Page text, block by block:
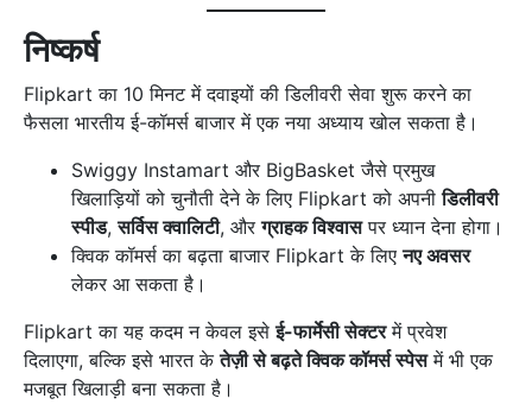
निष्कर्ष
Flipkart का 10 मिनट में दवाइयों की डिलीवरी सेवा शुरू करने का
फैसला भारतीय ई-कॉमर्स बाजार में एक नया अध्याय खोल सकता है।
Swiggy Instamart और BigBasket जैसे प्रमुख
खिलाड़ियों को चुनौती देने के लिए Flipkart को अपनीडिलीवरी
स्पीड,सर्विस क्वालिटी, औरग्राहक विश्वासपर ध्यान देना होगा।
क्विक कॉमर्स का बढ़ता बाजार Flipkart के लिएनए अवसर
लेकर आ सकता है।
Flipkart का यह कदम न केवल इसेई-फार्मेसी सेक्टरमें प्रवेश
दिलाएगा, बल्कि इसे भारत केतेज़ी से बढ़ते क्विक कॉमर्स स्पेसमें भी एक
मजबूत खिलाड़ी बना सकता है।